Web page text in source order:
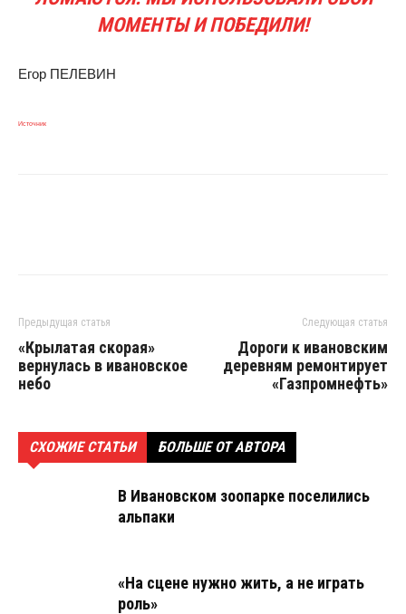
МОМЕНТЫ И ПОБЕДИЛИ!
Егор ПЕЛЕВИН
Источник
Предыдущая статья
«Крылатая скорая»
вернулась в ивановское
небо
Следующая статья
Дороги к ивановским
деревням ремонтирует
«Газпромнефть»
СХОЖИЕ СТАТЬИ БОЛЬШЕ ОТ АВТОРА
В Ивановском зоопарке поселились
альпаки
«На сцене нужно жить, а не играть
роль»